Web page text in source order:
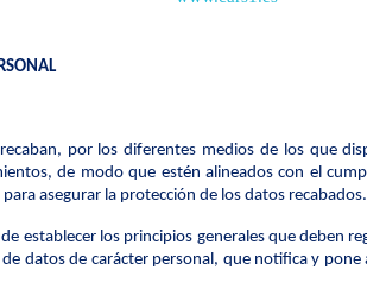
recaban, por los diferentes medios de los que
de modo que estén alineados con el
asegurar la protección de los datos recabados.
establecer los principios generales que deben
datos de carácter personal, que notifica y